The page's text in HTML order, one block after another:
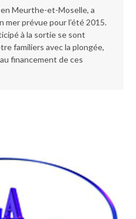
en Meurthe-et-Moselle, a
mer prévue pour l’été 2015.
à la sortie se sont
familiers avec la plongée,
financement de ces